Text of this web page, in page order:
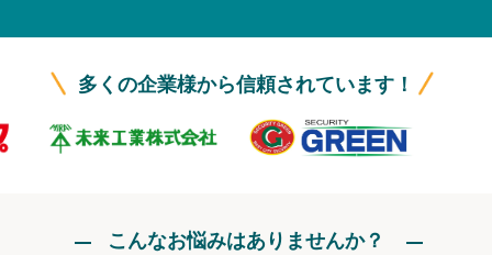
ログイン
多くの企業様から信頼されています！
こんなお悩みはありませんか？